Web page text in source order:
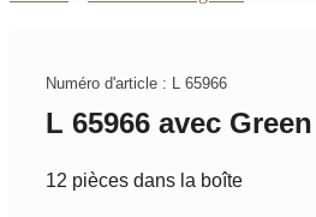
Numéro d'article : L 65966
L 65966 avec
12 pièces dans la boîte